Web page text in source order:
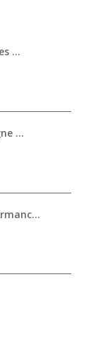
…
…